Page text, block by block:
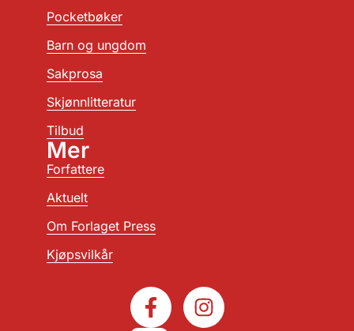
Pocketbøker
Barn og ungdom
Sakprosa
Skjønnlitteratur
Tilbud
Mer
Forfattere
Aktuelt
Om Forlaget Press
Kjøpsvilkår